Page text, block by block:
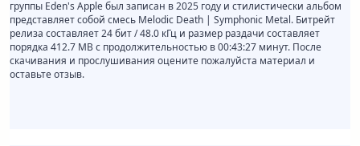
группы Eden's Apple был записан в 2025 году и стилистически альбом
представляет собой смесь Melodic Death | Symphonic Metal. Битрейт
релиза составляет 24 бит / 48.0 кГц и размер раздачи составляет
порядка 412.7 MB с продолжительностью в 00:43:27 минут. После
скачивания и прослушивания оцените пожалуйста материал и
оставьте отзыв.